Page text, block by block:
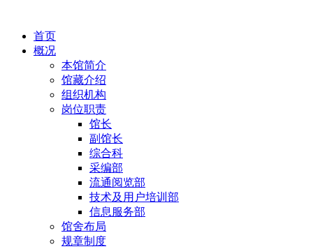
首页
概况
本馆简介
馆藏介绍
组织机构
岗位职责
馆长
副馆长
综合科
采编部
流通阅览部
技术及用户培训部
信息服务部
馆舍布局
规章制度